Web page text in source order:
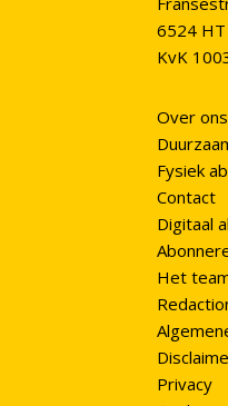
6524
KvK
Over ons
Fysiek
Contact
Digitaal
Het
Privacy